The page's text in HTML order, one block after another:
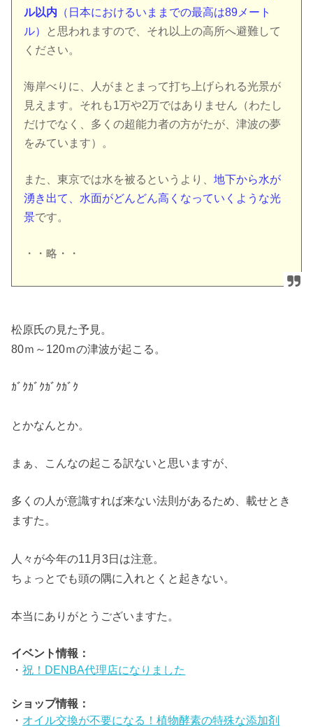
ル以内 （日本におけるいままでの最高は89メート
ル）
と思われますので、それ以上の高所へ避難して
ください。
海岸べりに、人がまとまって打ち上げられる光景が
見えます。それも1万や2万ではありません（わたし
だけでなく、多くの超能力者の方がたが、津波の夢
をみています）。
また、東京では水を被るというより、地下から水が
湧き出て、水面がどんどん高くなっていくような光
景です。
・・略・・
松原氏の見た予見。
80ｍ～120ｍの津波が起こる。
ｶﾞｸｶﾞｸｶﾞｸｶﾞｸ
とかなんとか。
まぁ、こんなの起こる訳ないと思いますが、
多くの人が意識すれば来ない法則があるため、載せとき
ますた。
人々が今年の11月3日は注意。
ちょっとでも頭の隅に入れとくと起きない。
本当にありがとうございますた。
イベント情報：
・祝！DENBA代理店になりました
ショップ情報：
・ オイル交換が不要になる！植物酵素の特殊な添加剤